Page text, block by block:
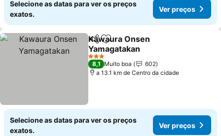
Selecione as datas para ver os preços
exatos.
Ver preços
PartilharAdicionar aos favoritos
Kawaura Onsen
Yamagatakan
Ver preços
3 Estrelas
8,1 Muito boa
602
a 13.1 km de Centro da cidade
Selecione as datas para ver os preços
exatos.
Ver preços